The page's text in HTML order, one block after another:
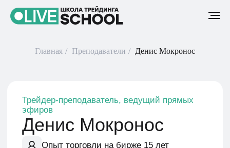
Главная / Преподаватели / Денис Мокронос
Денис Мокронос
Опыт торговли на бирже 15 лет